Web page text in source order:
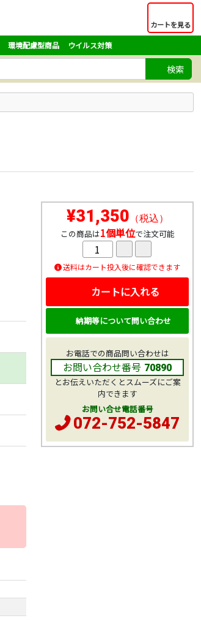
カートを見る
環境配慮型商品 ウイルス対策
検索
¥31,350 （税込）
この商品は1個単位で注文可能
送料はカート投入後に確認できます
カートに入れる
納期等について問い合わせ
お電話での商品問い合わせは
お問い合わせ番号 70890
とお伝えいただくとスムーズにご案
内できます
お問い合せ電話番号
072-752-5847